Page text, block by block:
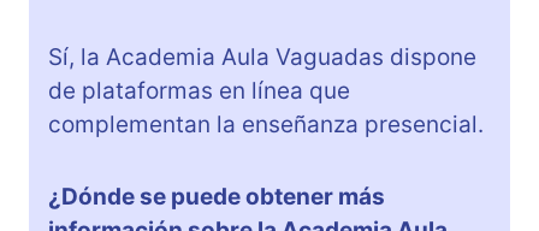
Sí, la Academia Aula Vaguadas dispone
de plataformas en línea que
complementan la enseñanza presencial.
¿Dónde se puede obtener más